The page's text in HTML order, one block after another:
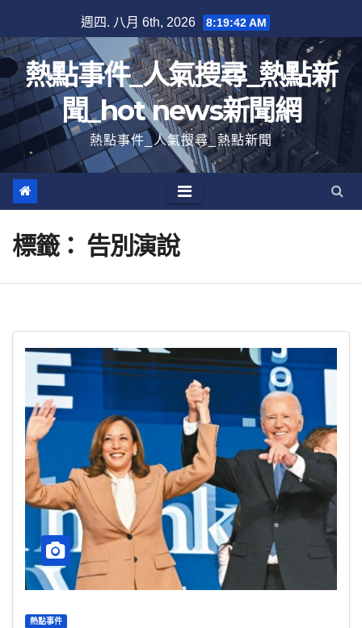
至
內
容
週四. 八月 6th, 2026 8:19:43 AM
熱點事件_人氣搜尋_熱點新
聞_hot news新聞網
熱點事件_人氣搜尋_熱點新聞
標籤： 告別演說
熱點事件